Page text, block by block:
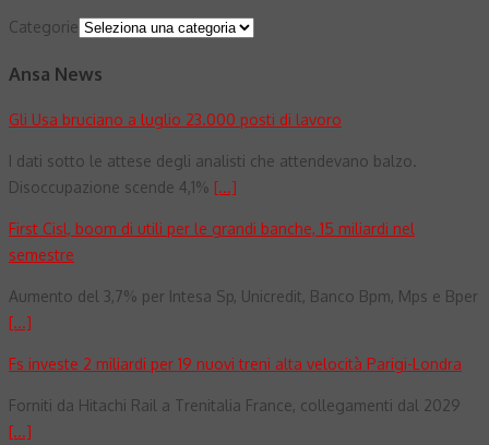
Categorie
Ansa News
Gli Usa bruciano a luglio 23.000 posti di lavoro
I dati sotto le attese degli analisti che attendevano balzo.
Disoccupazione scende 4,1% [...]
First Cisl, boom di utili per le grandi banche, 15 miliardi nel
semestre
Aumento del 3,7% per Intesa Sp, Unicredit, Banco Bpm, Mps e Bper
[...]
Fs investe 2 miliardi per 19 nuovi treni alta velocità Parigi-Londra
Forniti da Hitachi Rail a Trenitalia France, collegamenti dal 2029
[...]